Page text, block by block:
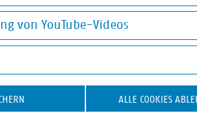
©
EU schafft
für Grenzregionen
von YouTube-Videos
YouTube-Videos
ALLE COOKIES